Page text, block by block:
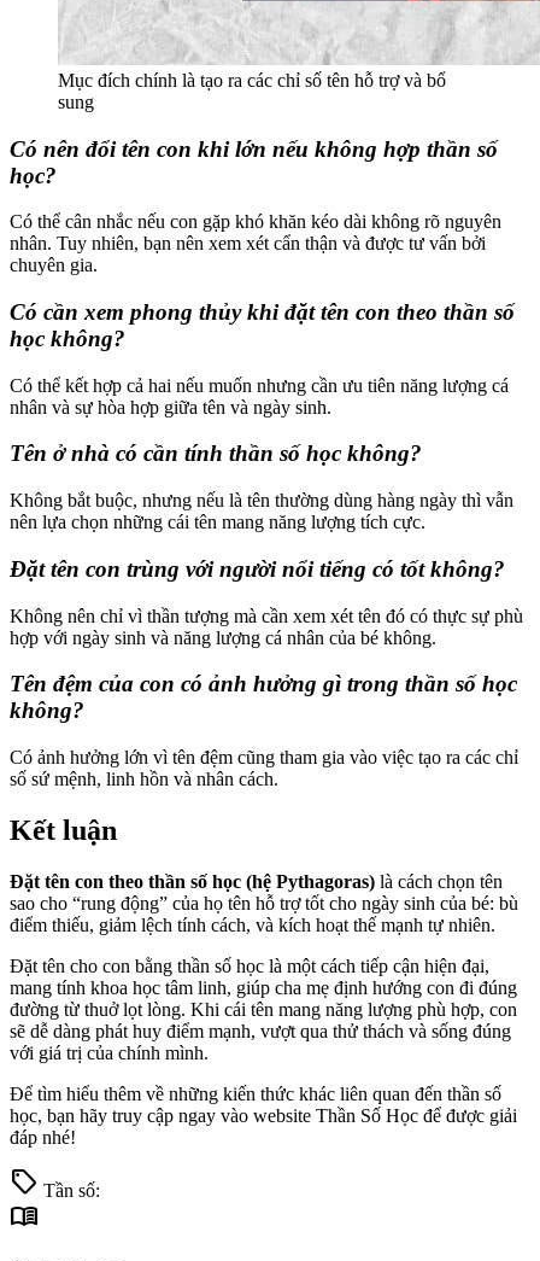
Mục đích chính là tạo ra các chỉ số tên hỗ trợ và bổ
sung
Có nên đổi tên con khi lớn nếu không hợp thần số
học?
Có thể cân nhắc nếu con gặp khó khăn kéo dài không rõ nguyên
nhân. Tuy nhiên, bạn nên xem xét cẩn thận và được tư vấn bởi
chuyên gia.
Có cần xem phong thủy khi đặt tên con theo thần số
học không?
Có thể kết hợp cả hai nếu muốn nhưng cần ưu tiên năng lượng cá
nhân và sự hòa hợp giữa tên và ngày sinh.
Tên ở nhà có cần tính thần số học không?
Không bắt buộc, nhưng nếu là tên thường dùng hàng ngày thì vẫn
nên lựa chọn những cái tên mang năng lượng tích cực.
Đặt tên con trùng với người nổi tiếng có tốt không?
Không nên chỉ vì thần tượng mà cần xem xét tên đó có thực sự phù
hợp với ngày sinh và năng lượng cá nhân của bé không.
Tên đệm của con có ảnh hưởng gì trong thần số học
không?
Có ảnh hưởng lớn vì tên đệm cũng tham gia vào việc tạo ra các chỉ
số sứ mệnh, linh hồn và nhân cách.
Kết luận
Đặt tên con theo thần số học (hệ Pythagoras) là cách chọn tên
sao cho “rung động” của họ tên hỗ trợ tốt cho ngày sinh của bé: bù
điểm thiếu, giảm lệch tính cách, và kích hoạt thế mạnh tự nhiên.
Đặt tên cho con bằng thần số học là một cách tiếp cận hiện đại,
mang tính khoa học tâm linh, giúp cha mẹ định hướng con đi đúng
đường từ thuở lọt lòng. Khi cái tên mang năng lượng phù hợp, con
sẽ dễ dàng phát huy điểm mạnh, vượt qua thử thách và sống đúng
với giá trị của chính mình.
Để tìm hiểu thêm về những kiến thức khác liên quan đến thần số
học, bạn hãy truy cập ngay vào website Thần Số Học để được giải
đáp nhé!
sell Tần số:
menu_book